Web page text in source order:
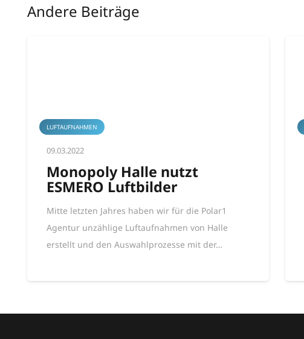
Andere Beiträge
LUFTAUFNAHMEN
09.03.2022
Monopoly Halle nutzt
ESMERO Luftbilder
Mitte letzten Jahres haben wir für die Polar1
Agentur unzählige Luftaufnahmen von Halle
erstellt und den Auswahlprozesse mit der…